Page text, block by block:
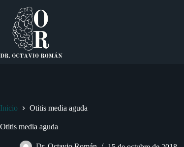
contenido
Inicio Otitis media aguda
Otitis media aguda